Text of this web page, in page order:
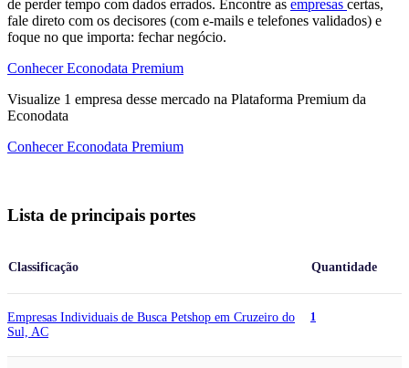
de perder tempo com dados errados. Encontre as empresas certas,
fale direto com os decisores (com e-mails e telefones validados) e
foque no que importa: fechar negócio.
Conhecer Econodata Premium
Visualize 1 empresa desse mercado na Plataforma Premium da
Econodata
Conhecer Econodata Premium
Lista de principais portes
Classificação Quantidade
Empresas Individuais de Busca Petshop em Cruzeiro do
Sul, AC
1